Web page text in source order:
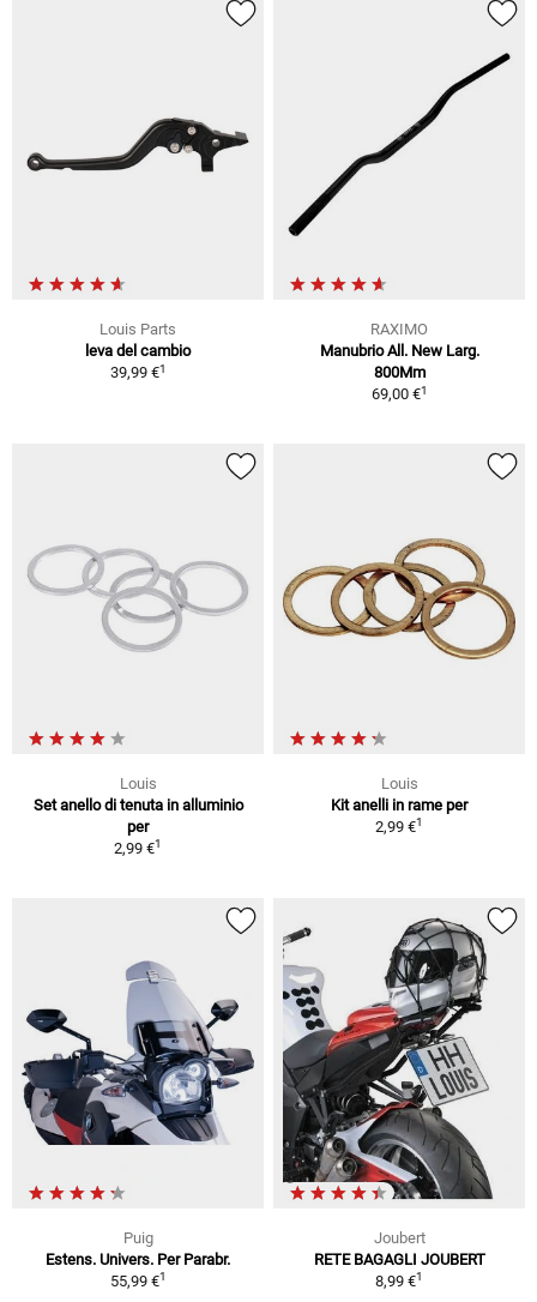
Louis Parts
leva del cambio
39,99 €1
RAXIMO
Manubrio All. New Larg.
800Mm
69,00 €1
Louis
Set anello di tenuta in alluminio
per
2,99 €1
Louis
Kit anelli in rame per
2,99 €1
Puig
Estens. Univers. Per Parabr.
55,99 €1
Joubert
RETE BAGAGLI JOUBERT
8,99 €1